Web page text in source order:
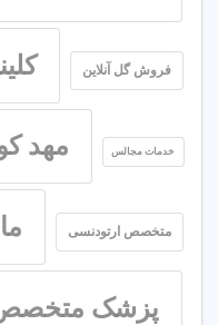
فروش گل آنلاین
خدمات مجالس مهد
متخصص ارتودنسی
پزشک